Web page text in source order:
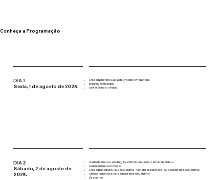
Conheça a Programação
DIA 1
Sexta, 1 de agosto de 2025.
Chegada no hotel Casa dos Frades em Manaus;
Integração do grupo;
Jantar de boas-vindas.
DIA 2
Sábado, 2 de agosto de
2025.
Saída de Manaus em direção a RDS do Uatumã - transfer de ônibus;
Café regional na estrada;
Chegada Madrubá/RDS de Uatumã - transfer de barco até Pousada Mirante do Uatumã;
Almoço regional na Pousada Mirante do Uatumã;
Descanso;